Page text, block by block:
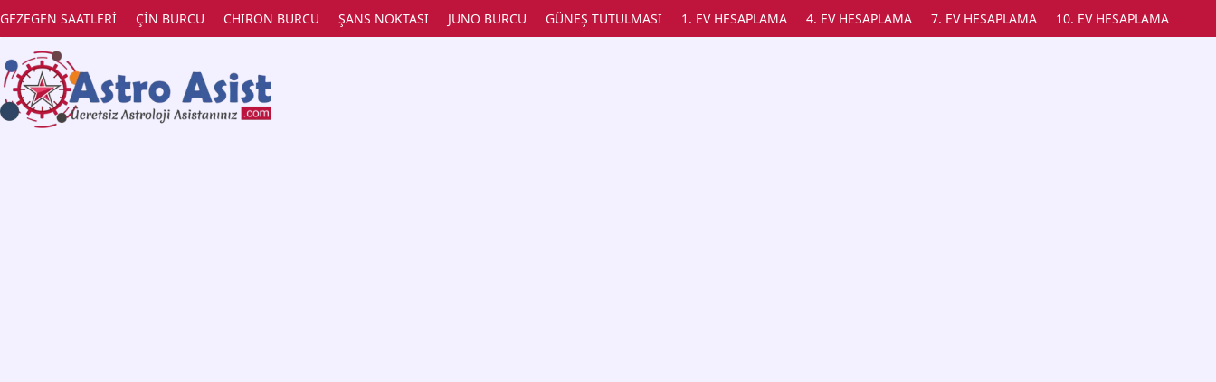
GEZEGEN SAATLERİ ÇİN BURCU CHIRON BURCU ŞANS NOKTASI JUNO BURCU GÜNEŞ TUTULMASI 1. EV HESAPLAMA 4. EV HESAPLAMA 7. EV HESAPLAMA 10. EV HESAPLAMA